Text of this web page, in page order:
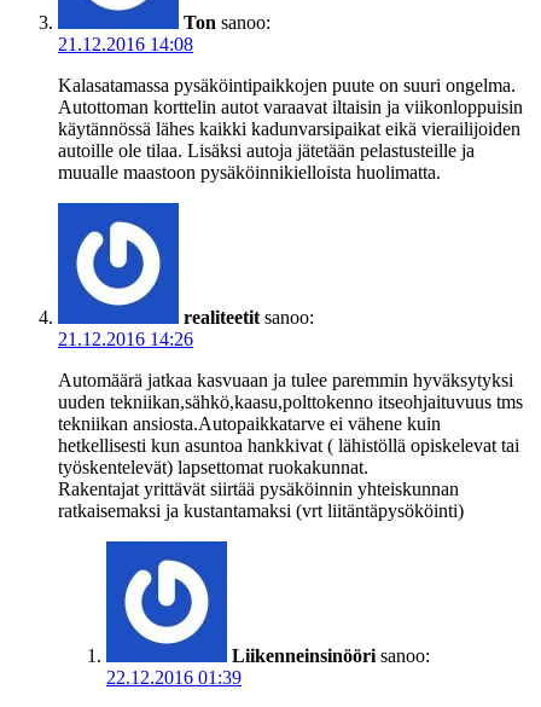
Ton sanoo:
21.12.2016 14:08
Kalasatamassa pysäköintipaikkojen puute on suuri ongelma.
Autottoman korttelin autot varaavat iltaisin ja viikonloppuisin
käytännössä lähes kaikki kadunvarsipaikat eikä vierailijoiden
autoille ole tilaa. Lisäksi autoja jätetään pelastusteille ja
muualle maastoon pysäköinnikielloista huolimatta.
realiteetit sanoo:
21.12.2016 14:26
Automäärä jatkaa kasvuaan ja tulee paremmin hyväksytyksi
uuden tekniikan,sähkö,kaasu,polttokenno itseohjaituvuus tms
tekniikan ansiosta.Autopaikkatarve ei vähene kuin
hetkellisesti kun asuntoa hankkivat ( lähistöllä opiskelevat tai
työskentelevät) lapsettomat ruokakunnat.
Rakentajat yrittävät siirtää pysäköinnin yhteiskunnan
ratkaisemaksi ja kustantamaksi (vrt liitäntäpysököinti)
Liikenneinsinööri sanoo:
22.12.2016 01:39